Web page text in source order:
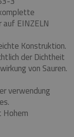
auf EINZELN
Konstruktion.
der Dichtheit
von Sauren.
verwendung
Hohem